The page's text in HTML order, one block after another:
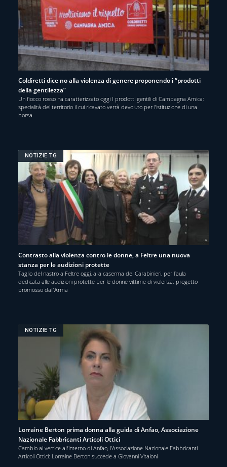
Coldiretti dice no alla violenza di genere proponendo i “prodotti
della gentilezza”
Un fiocco rosso ha caratterizzato oggi I prodotti gentili di Campagna Amica;
specialità del territorio il cui ricavato verrà devoluto per l’istituzione di una
borsa
NOTIZIE TG
Contrasto alla violenza contro le donne, a Feltre una nuova
stanza per le audizioni protette
Taglio del nastro a Feltre oggi, alla caserma dei Carabinieri, per l’aula
dedicata alle audizioni protette per le donne vittime di violenza; progetto
promosso dall’Arma
NOTIZIE TG
Lorraine Berton prima donna alla guida di Anfao, Associazione
Nazionale Fabbricanti Articoli Ottici
Cambio al vertice all’interno di Anfao, l’Associazione Nazionale Fabbricanti
Articoli Ottici: Lorraine Berton succede a Giovanni Vitaloni